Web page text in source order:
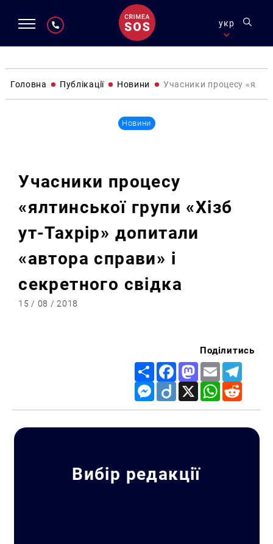
укр
Головна Публікації Новини Учасники процесу
Новини
Учасники процесу
«ялтинської групи «Хізб
ут-Тахрір» допитали
«автора справи» і
секретного свідка
15 / 08 / 2018
Поділитись
Share FacebookMastodon
Email
Messenger
Diigo X WhatsApp
Вибір редакції